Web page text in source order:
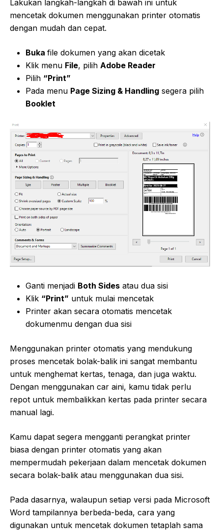
Lakukan langkah-langkah di bawah ini untuk
mencetak dokumen menggunakan printer otomatis
dengan mudah dan cepat.
Buka file dokumen yang akan dicetak
Klik menu File, pilih Adobe Reader
Pilih “Print”
Pada menu Page Sizing & Handling segera pilih
Booklet
Ganti menjadi Both Sides atau dua sisi
Klik “Print” untuk mulai mencetak
Printer akan secara otomatis mencetak
dokumenmu dengan dua sisi
Menggunakan printer otomatis yang mendukung
proses mencetak bolak-balik ini sangat membantu
untuk menghemat kertas, tenaga, dan juga waktu.
Dengan menggunakan car aini, kamu tidak perlu
repot untuk membalikkan kertas pada printer secara
manual lagi.
Kamu dapat segera mengganti perangkat printer
biasa dengan printer otomatis yang akan
mempermudah pekerjaan dalam mencetak dokumen
secara bolak-balik atau menggunakan dua sisi.
Pada dasarnya, walaupun setiap versi pada Microsoft
Word tampilannya berbeda-beda, cara yang
digunakan untuk mencetak dokumen tetaplah sama